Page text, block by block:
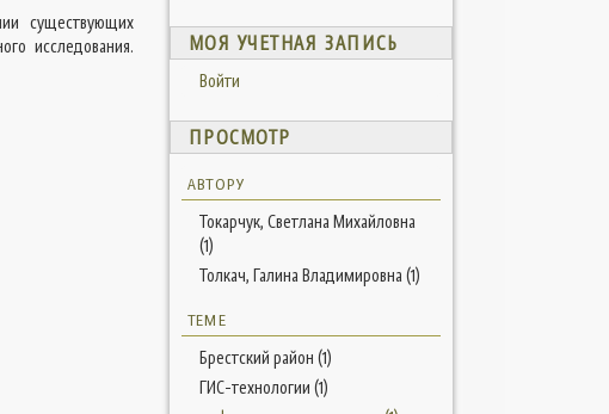
существующих
исследования.
МОЯ УЧЕТНАЯ ЗАПИСЬ
Войти
ПРОСМОТР
АВТОРУ
Токарчук, Светлана Михайловна
(1)
Толкач, Галина Владимировна (1)
ТЕМЕ
Брестский район (1)
ГИС-технологии (1)